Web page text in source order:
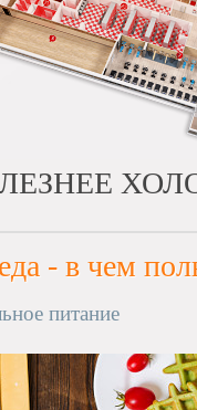
- в чем
питание